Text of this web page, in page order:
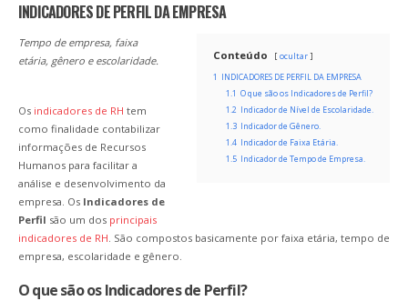
INDICADORES DE PERFIL DA EMPRESA
Conteúdo
ocultar
1 INDICADORES DE PERFIL DA EMPRESA
1.1 O que são os Indicadores de Perfil?
1.2 Indicador de Nível de Escolaridade.
1.3 Indicador de Gênero.
1.4 Indicador de Faixa Etária.
1.5 Indicador de Tempo de Empresa.
Tempo de empresa, faixa
etária, gênero e escolaridade.
Os indicadores de RH tem
como finalidade contabilizar
informações de Recursos
Humanos para facilitar a
análise e desenvolvimento da
empresa. Os Indicadores de
Perfil são um dos principais
indicadores de RH. São compostos basicamente por faixa etária, tempo de
empresa, escolaridade e gênero.
O que são os Indicadores de Perfil?